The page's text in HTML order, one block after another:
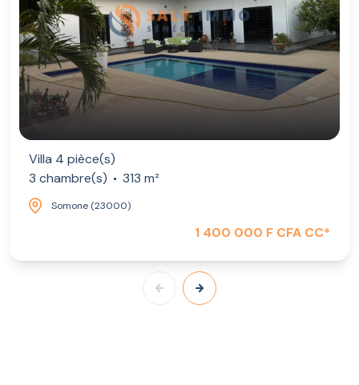
Villa 4 pièce(s)
3 chambre(s)
313 m²
Somone (23000)
1 400 000 F CFA CC*